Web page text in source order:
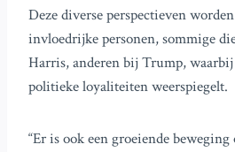
Deze diverse perspectieven
invloedrijke personen, sommige
Harris, anderen bij Trump,
politieke loyaliteiten weerspiegelt.
“Er is ook een groeiende